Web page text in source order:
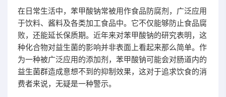
在日常生活中，苯甲酸钠常被用作食品防腐剂，广泛应用
于饮料、酱料及各类加工食品中。它不仅能够防止食品腐
败，还能延长保质期。近年来对苯甲酸钠的研究表明，这
种化合物对益生菌的影响并非表面上看起来那么简单。作
为一种被广泛应用的添加剂，苯甲酸钠可能会对肠道内的
益生菌群造成意想不到的抑制效果，这对于追求饮食的消
费者来说，无疑是一种警示。